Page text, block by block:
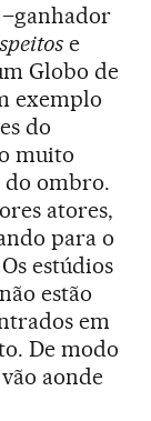
e
Globo de
exemplo
do
muito
do ombro.
atores,
para o
estúdios
estão
em
De modo
aonde